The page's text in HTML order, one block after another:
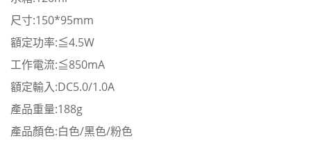
尺寸:150*95mm
額定功率:≦4.5W
工作電流:≦850mA
額定輸入:DC5.0/1.0A
產品重量:188g
產品顏色:白色/黑色/粉色